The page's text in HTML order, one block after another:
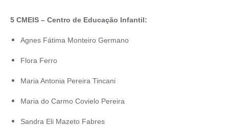
5 CMEIS – Centro de Educação Infantil:
Agnes Fátima Monteiro Germano
Flora Ferro
Maria Antonia Pereira Tincani
Maria do Carmo Covielo Pereira
Sandra Eli Mazeto Fabres